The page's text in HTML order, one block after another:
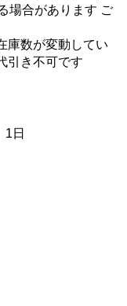
場合があります ご
庫数が変動してい
引き不可です
日